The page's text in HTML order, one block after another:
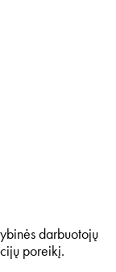
darbuotojų
poreikį.